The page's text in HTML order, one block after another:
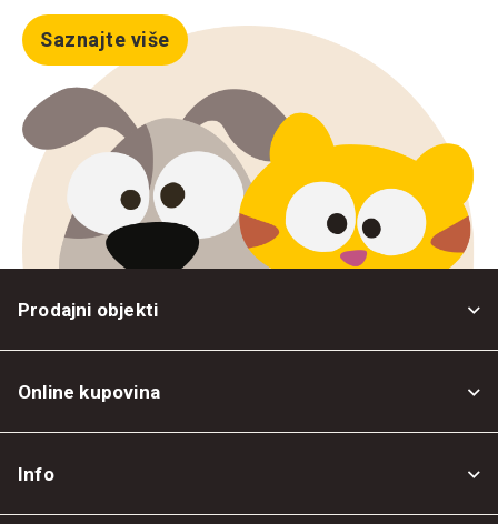
Saznajte više
Prodajni objekti
Online kupovina
Info